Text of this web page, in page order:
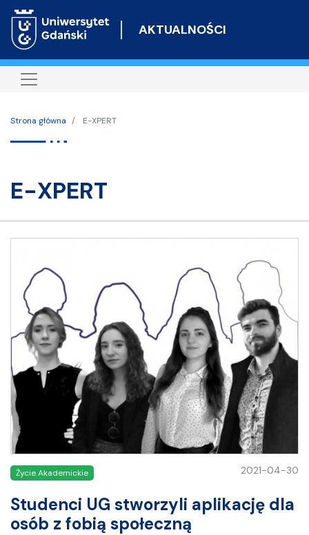
do
AKTUALNOŚCI
Strona główna E-XPERT
E-XPERT
Życie Akademickie 2021-04-30
Studenci UG stworzyli aplikację dla
osób z fobią społeczną